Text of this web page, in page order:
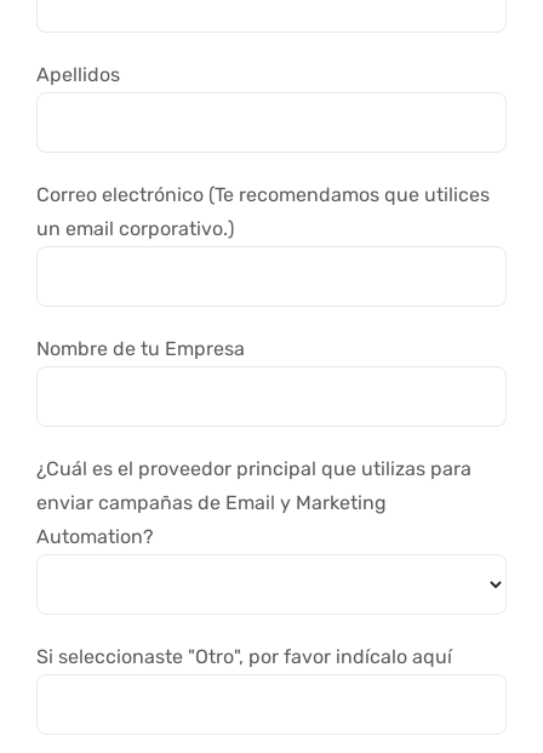
Apellidos
Correo electrónico (Te recomendamos que utilices
un email corporativo.)
Nombre de tu Empresa
¿Cuál es el proveedor principal que utilizas para
enviar campañas de Email y Marketing
Automation?
Si seleccionaste "Otro", por favor indícalo aquí